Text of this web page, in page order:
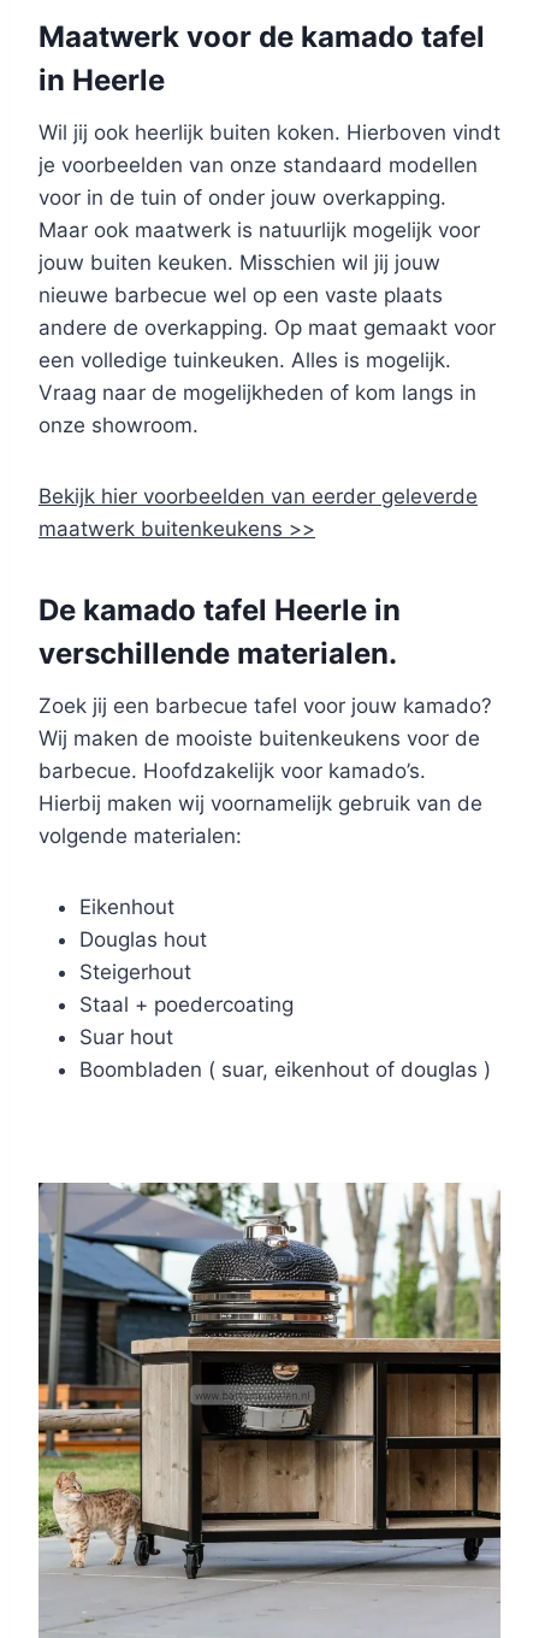
Maatwerk voor de kamado tafel
in Heerle
Wil jij ook heerlijk buiten koken. Hierboven vindt
je voorbeelden van onze standaard modellen
voor in de tuin of onder jouw overkapping.
Maar ook maatwerk is natuurlijk mogelijk voor
jouw buiten keuken. Misschien wil jij jouw
nieuwe barbecue wel op een vaste plaats
andere de overkapping. Op maat gemaakt voor
een volledige tuinkeuken. Alles is mogelijk.
Vraag naar de mogelijkheden of kom langs in
onze showroom.
Bekijk hier voorbeelden van eerder geleverde
maatwerk buitenkeukens >>
De kamado tafel Heerle in
verschillende materialen.
Zoek jij een barbecue tafel voor jouw kamado?
Wij maken de mooiste buitenkeukens voor de
barbecue. Hoofdzakelijk voor kamado’s.
Hierbij maken wij voornamelijk gebruik van de
volgende materialen:
Eikenhout
Douglas hout
Steigerhout
Staal + poedercoating
Suar hout
Boombladen ( suar, eikenhout of douglas )